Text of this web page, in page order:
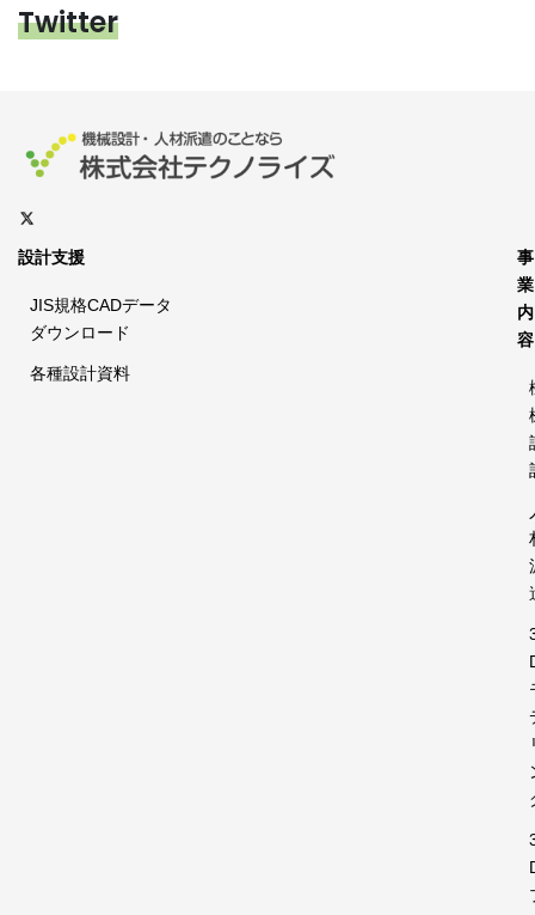
Twitter
設計支援
JIS規格CADデータ
ダウンロード
各種設計資料
事
業
内
容